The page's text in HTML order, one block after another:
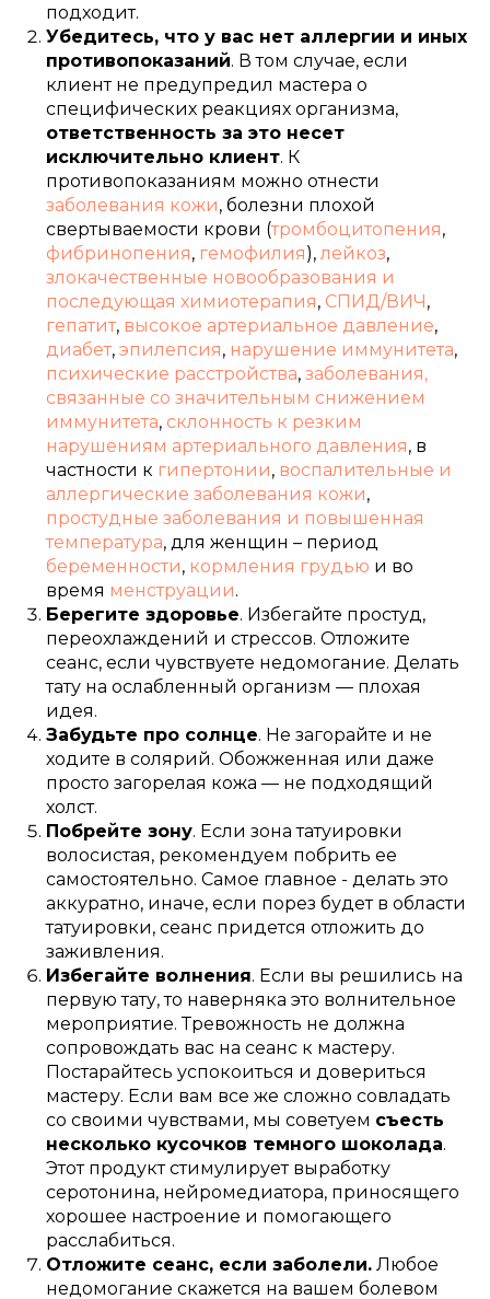
подходит.
Убедитесь, что у вас нет аллергии и иных
противопоказаний. В том случае, если
клиент не предупредил мастера о
специфических реакциях организма,
ответственность за это несет
исключительно клиент. К
противопоказаниям можно отнести
заболевания кожи, болезни плохой
свертываемости крови (тромбоцитопения,
фибринопения, гемофилия), лейкоз,
злокачественные новообразования и
последующая химиотерапия, СПИД/ВИЧ,
гепатит, высокое артериальное давление,
диабет, эпилепсия, нарушение иммунитета,
психические расстройства, заболевания,
связанные со значительным снижением
иммунитета, склонность к резким
нарушениям артериального давления, в
частности к гипертонии, воспалительные и
аллергические заболевания кожи,
простудные заболевания и повышенная
температура, для женщин – период
беременности, кормления грудью и во
время менструации.
Берегите здоровье. Избегайте простуд,
переохлаждений и стрессов. Отложите
сеанс, если чувствуете недомогание. Делать
тату на ослабленный организм — плохая
идея.
Забудьте про солнце. Не загорайте и не
ходите в солярий. Обожженная или даже
просто загорелая кожа — не подходящий
холст.
Побрейте зону. Если зона татуировки
волосистая, рекомендуем побрить ее
самостоятельно. Самое главное - делать это
аккуратно, иначе, если порез будет в области
татуировки, сеанс придется отложить до
заживления.
Избегайте волнения. Если вы решились на
первую тату, то наверняка это волнительное
мероприятие. Тревожность не должна
сопровождать вас на сеанс к мастеру.
Постарайтесь успокоиться и довериться
мастеру. Если вам все же сложно совладать
со своими чувствами, мы советуем съесть
несколько кусочков темного шоколада.
Этот продукт стимулирует выработку
серотонина, нейромедиатора, приносящего
хорошее настроение и помогающего
расслабиться.
Отложите сеанс, если заболели. Любое
недомогание скажется на вашем болевом